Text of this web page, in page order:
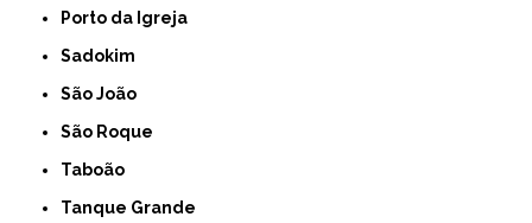
Porto da Igreja
Sadokim
São João
São Roque
Taboão
Tanque Grande